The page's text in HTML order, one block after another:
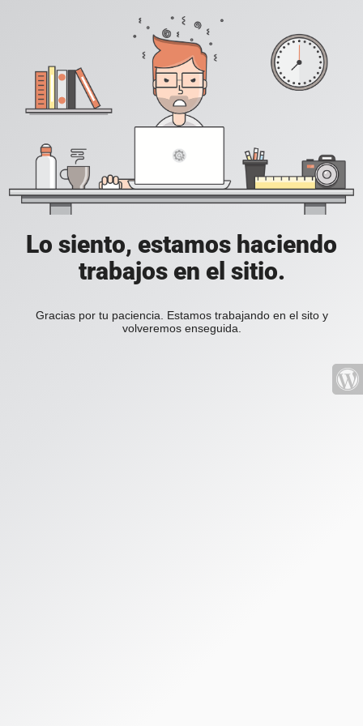
Lo siento, estamos haciendo
trabajos en el sitio.
Gracias por tu paciencia. Estamos trabajando en el sito y
volveremos enseguida.